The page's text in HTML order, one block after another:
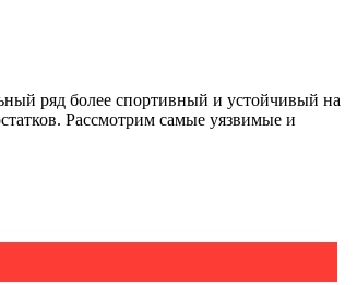
ряд более спортивный и устойчивый на
Рассмотрим самые уязвимые и